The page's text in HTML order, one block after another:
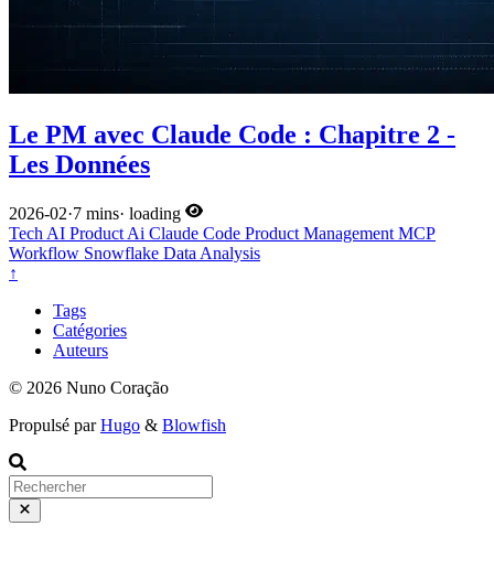
Le PM avec Claude Code : Chapitre 2 -
Les Données
2026-02·7 mins· loading
Tech AI Product Ai Claude Code Product Management MCP
Workflow Snowflake Data Analysis
↑
Tags
Catégories
Auteurs
© 2026 Nuno Coração
Propulsé parHugo & Blowfish